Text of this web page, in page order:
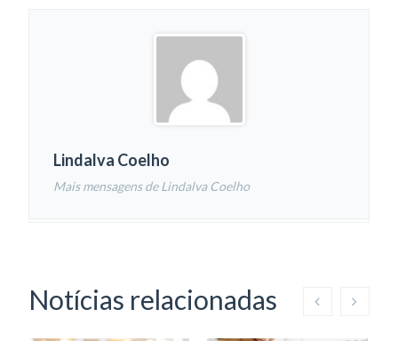
Lindalva Coelho
Mais mensagens de Lindalva Coelho
Notícias relacionadas